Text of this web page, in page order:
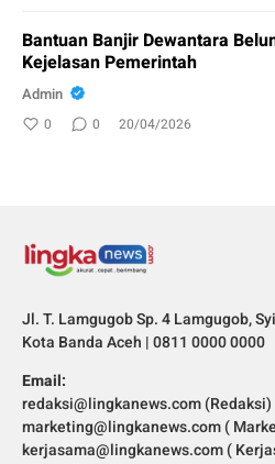
Bantuan Banjir Dewantara
Kejelasan Pemerintah
Admin
0 0 20/04/2026
Jl. T. Lamgugob Sp. 4 Lamgugob,
Kota Banda Aceh | 0811 0000 0000
Email:
redaksi@lingkanews.com (Redaksi)
marketing@lingkanews.com (
kerjasama@lingkanews.com (